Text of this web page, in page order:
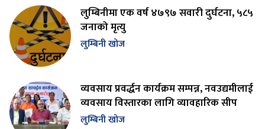
लुम्बिनीमा एक वर्ष ४७९७ सवारी दुर्घटना, ५८५
जनाको मृत्यु
लुम्बिनी खोज
व्यवसाय प्रवर्द्धन कार्यक्रम सम्पन्न, नवउद्यमीलाई
व्यवसाय विस्तारका लागि व्यावहारिक सीप
लुम्बिनी खोज